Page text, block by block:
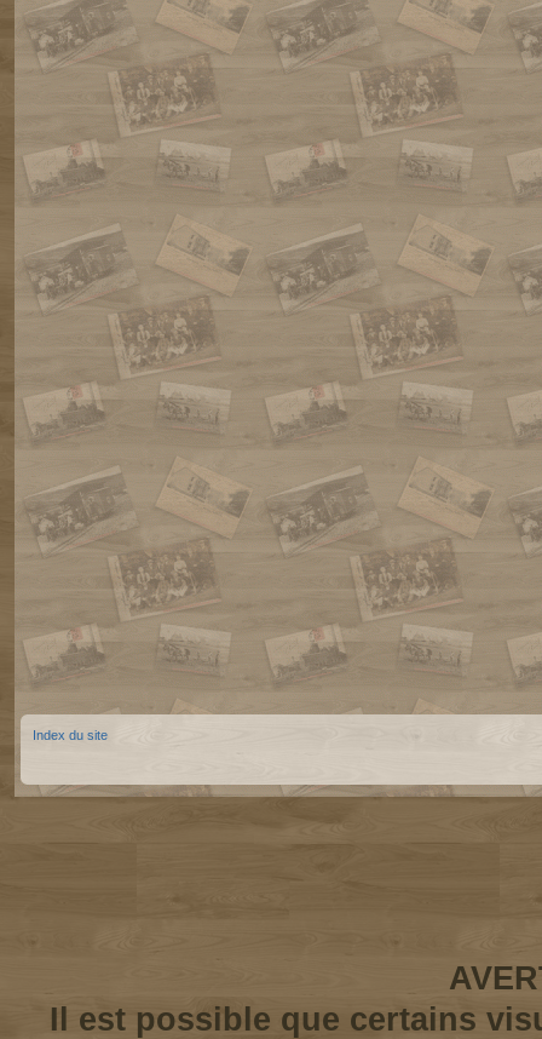
Index du site
Il est possible que certains